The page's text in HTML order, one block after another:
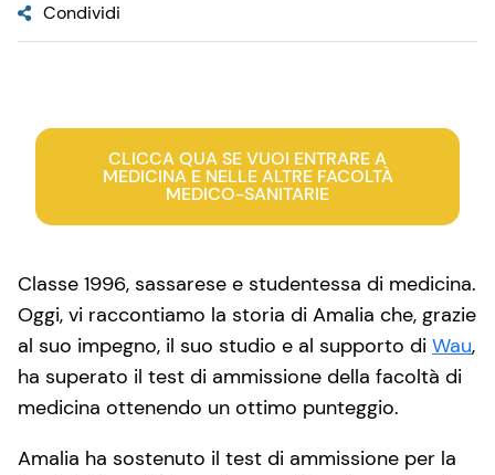
Condividi
CLICCA QUA SE VUOI ENTRARE A
MEDICINA E NELLE ALTRE FACOLTÀ
MEDICO-SANITARIE
Classe 1996, sassarese e studentessa di medicina.
Oggi, vi raccontiamo la storia di Amalia che, grazie
al suo impegno, il suo studio e al supporto di Wau,
ha superato il test di ammissione della facoltà di
medicina ottenendo un ottimo punteggio.
Amalia ha sostenuto il test di ammissione per la